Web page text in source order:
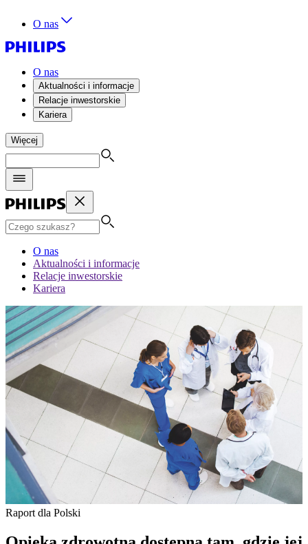
O nas
O nas
Aktualności i informacje
Relacje inwestorskie
Kariera
Więcej
O nas
Aktualności i informacje
Relacje inwestorskie
Kariera
Raport dla Polski